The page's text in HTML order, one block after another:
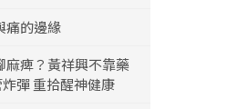
痛的邊緣
麻痺？黃祥興不靠藥
彈 重拾醒神健康